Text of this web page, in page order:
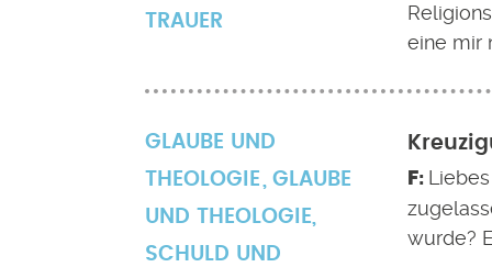
TRAUER
eine mir
GLAUBE UND
THEOLOGIE
GLAUBE
UND THEOLOGIE,
SCHULD UND
wurde?